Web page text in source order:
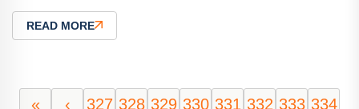
READ MORE
« ‹ 327 328 329 330 331 332 333 334